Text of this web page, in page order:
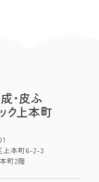
上本町6-2-3
町2階